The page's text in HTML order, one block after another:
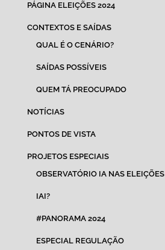
PÁGINA ELEIÇÕES 2024
CONTEXTOS E SAÍDAS
QUAL É O CENÁRIO?
SAÍDAS POSSÍVEIS
QUEM TÁ PREOCUPADO
NOTÍCIAS
PONTOS DE VISTA
PROJETOS ESPECIAIS
OBSERVATÓRIO IA NAS ELEIÇÕES
IAI?
#PANORAMA 2024
ESPECIAL REGULAÇÃO